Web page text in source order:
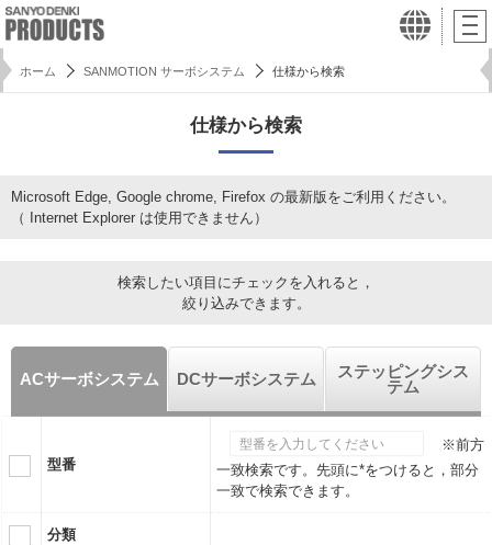
ホーム SANMOTION サーボシステム 仕様から検索
仕様から検索
Microsoft Edge, Google chrome, Firefox の最新版をご利用ください。
（ Internet Explorer は使用できません）
検索したい項目にチェックを入れると，
絞り込みできます。
ACサーボシステム DCサーボシステム
ステッピングシス
テム
型番
※前方
一致検索です。先頭に*をつけると，部分
一致で検索できます。
分類